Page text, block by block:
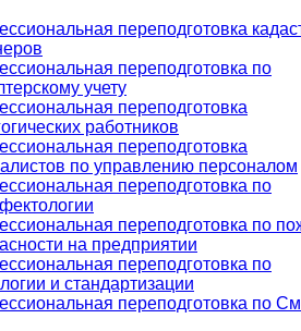
переподготовка
переподготовка по
учету
переподготовка
работников
переподготовка
по управлению персоналом
переподготовка по
переподготовка по
на предприятии
переподготовка по
и стандартизации
переподготовка по